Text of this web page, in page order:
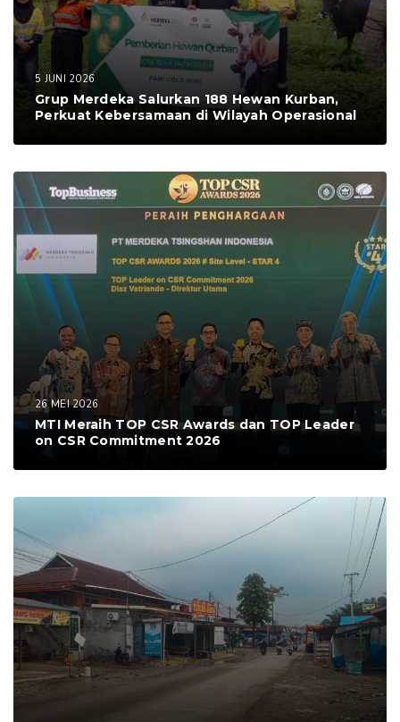
5 JUNI 2026
Grup Merdeka Salurkan 188 Hewan Kurban,
Perkuat Kebersamaan di Wilayah Operasional
26 MEI 2026
MTI Meraih TOP CSR Awards dan TOP Leader
on CSR Commitment 2026